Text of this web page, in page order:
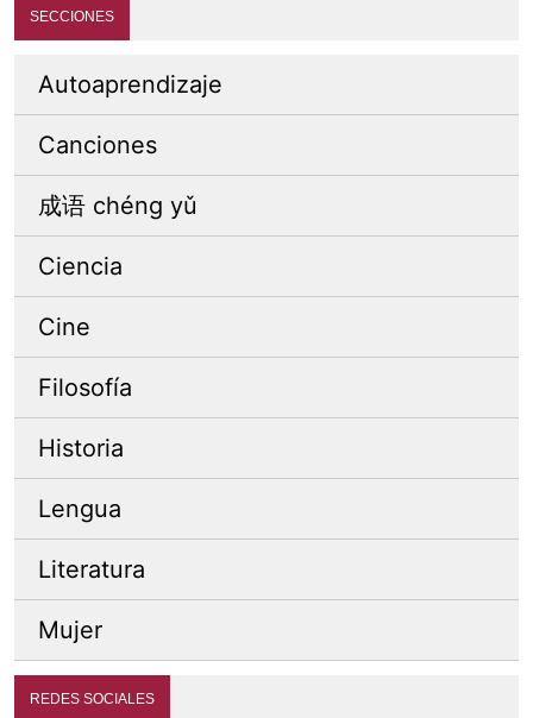
SECCIONES
Autoaprendizaje
Canciones
成语 chéng yǔ
Ciencia
Cine
Filosofía
Historia
Lengua
Literatura
Mujer
REDES SOCIALES